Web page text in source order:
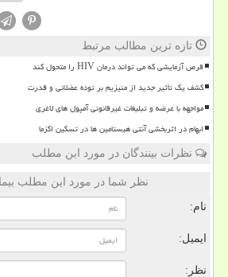
تازه ترین مطالب مرتبط
قرص آزمایشی که می تواند درمان HIV را متحول کند
کشف یک تأثیر جدید از منیزیم بر توده عضلانی و قدرت
مواجهه با عرضه و تبلیغات غیرقانونی آمپول های لاغری
ابهام در اثربخشی آنتی هیستامین ها در تسکین اگزما
نظرات بینندگان در مورد این مطلب
نظر شما در مورد این مطلب
نام:
ایمیل:
نظر: